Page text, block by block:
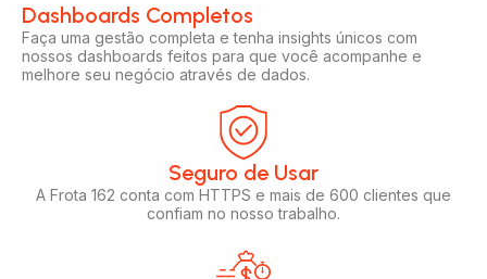
Dashboards Completos​​
Faça uma gestão completa e tenha insights únicos com
nossos dashboards feitos para que você acompanhe e
melhore seu negócio através de dados.
Seguro de Usar​
A Frota 162 conta com HTTPS e mais de 600 clientes que
confiam no nosso trabalho.